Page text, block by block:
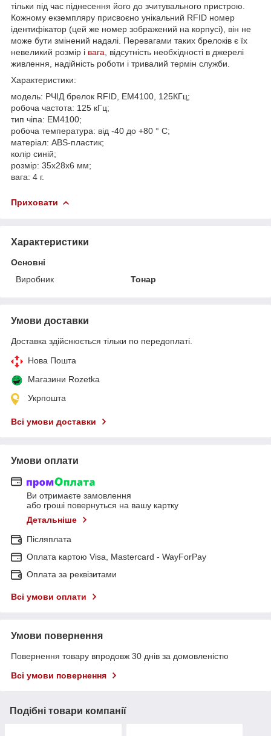
тільки під час піднесення його до зчитувального пристрою.
Кожному екземпляру присвоєно унікальний RFID номер
ідентифікатор (цей же номер зображений на корпусі), він не
може бути змінений надалі. Перевагами таких брелоків є їх
невеликий розмір і вага , відсутність необхідності в джерелі
живлення, надійність роботи і тривалий термін служби.
Характеристики:
модель: РЧІД брелок RFID, EM4100, 125КГц;
робоча частота: 125 кГц;
тип чіпа: ЕМ4100;
робоча температура: від -40 до +80 ° C;
матеріал: ABS-пластик;
колір синій;
розмір: 35х28х6 мм;
вага: 4 г.
Приховати
Характеристики
Основні
Виробник
Тонар
Умови доставки
Доставка здійснюється тільки по передоплаті.
Нова Пошта
Магазини Rozetka
Укрпошта
Всі умови доставки
Умови оплати
Ви отримаєте замовлення
або гроші повернуться на вашу картку
Детальніше
Післяплата
Оплата картою Visa, Mastercard - WayForPay
Оплата за реквізитами
Всі умови оплати
Умови повернення
Повернення товару впродовж 30 днів за домовленістю
Всі умови повернення
Подібні товари компанії